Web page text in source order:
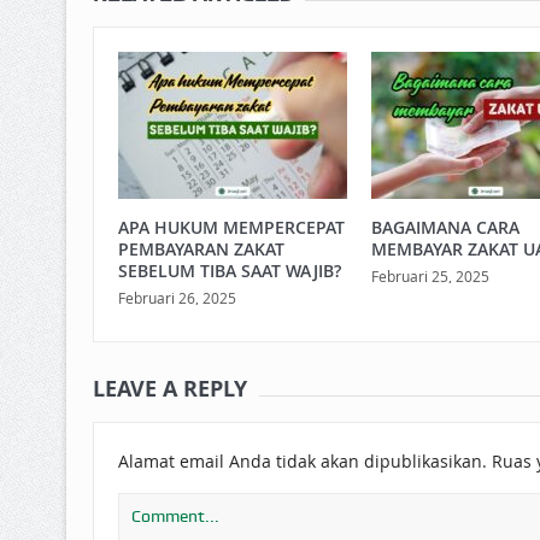
APA HUKUM MEMPERCEPAT
PEMBAYARAN ZAKAT
SEBELUM TIBA SAAT WAJIB?
Februari 26, 2025
BAGAIMANA CARA
MEMBAYAR ZAKAT
Februari 25, 2025
LEAVE A REPLY
Alamat email Anda tidak akan dipublikasikan.